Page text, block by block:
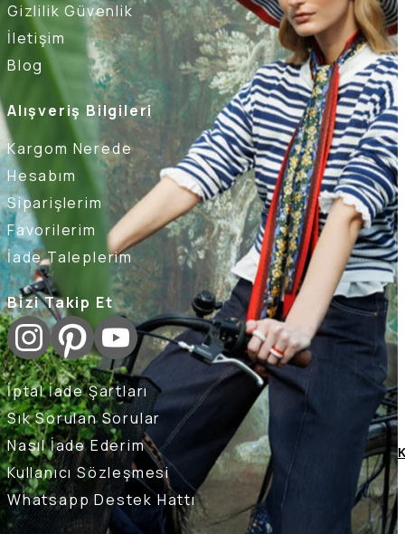
Gizlilik Güvenlik
İletişim
Blog
Alışveriş Bilgileri
Kargom Nerede
Hesabım
Siparişlerim
Favorilerim
İade Taleplerim
Bizi Takip Et
İptal İade Şartları
Sık Sorulan Sorular
Nasıl İade Ederim
Kullanıcı Sözleşmesi
Whatsapp Destek Hattı